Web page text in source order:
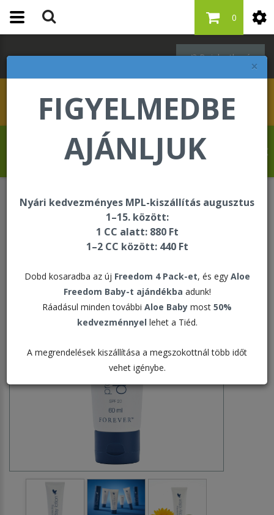
×
FIGYELMEDBE
AJÁNLJUK
Nyári kedvezményes MPL-kiszállítás augusztus
1–15. között:
1 CC alatt: 880 Ft
1–2 CC között: 440 Ft
Dobd kosaradba az új Freedom 4 Pack-et, és egy Aloe
Freedom Baby-t ajándékba adunk!
Ráadásul minden további Aloe Baby most 50%
kedvezménnyel lehet a Tiéd.
A megrendelések kiszállítása a megszokottnál több időt
vehet igénybe.
Bejelentkezés
0
Kovács Erika üdvözli Önt a Forever Living
internetes áruházában!
Bőrápolás - Targeted Skincare
Protecting Day Lotion